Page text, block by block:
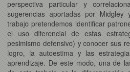
perspectiva particular y
sugerencias aportadas por
trabajo pretendemos identificar
el uso diferencial de estas
pesimismo defensivo) y conocer sus
logro, la autoestima y las
aprendizaje. De este modo, una de